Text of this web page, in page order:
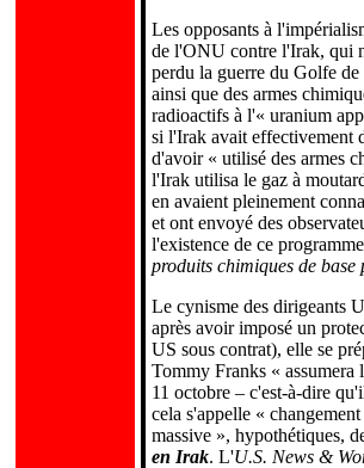
Les opposants à
de l'ONU contre l'Irak, qui
perdu la guerre du Golfe
ainsi que des armes
radioactifs à l'« uranium
si l'Irak avait effectivement
d'avoir « utilisé des armes
l'Irak utilisa le gaz à
en avaient pleinement
et ont envoyé des
l'existence de ce
produits chimiques de
Le cynisme des dirigeants
après avoir imposé un
US sous contrat), elle se
Tommy Franks «
11 octobre – c'est-à-dire
cela s'appelle «
massive », hypothétiques,
en Irak. L'U.S. News &